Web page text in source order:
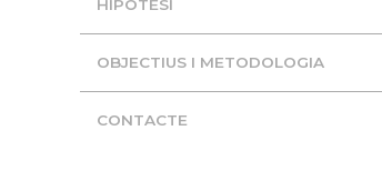
HIPÒTESI
OBJECTIUS I METODOLOGIA
CONTACTE